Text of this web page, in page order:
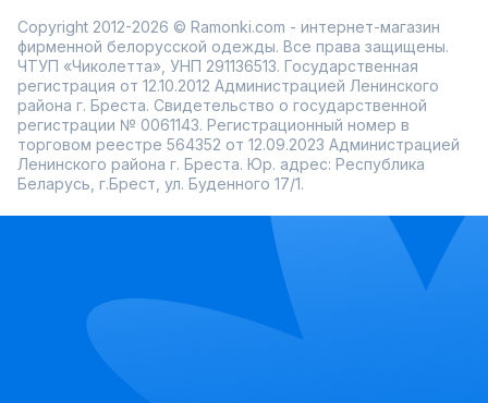
сохранят свои свойства даже при ежедневном
использовании.
Ramonki предлагает быструю доставку по всей России, а
также выгодные условия для оптовых покупателей.
Следить за новинками и акциями удобно через мобильное
приложение магазина. Создавайте идеальный образ с
легкостью и комфортом!
Copyright 2012-2026 © Ramonki.com - интернет-магазин
фирменной белорусской одежды. Все права защищены.
ЧТУП «Чиколетта», УНП 291136513. Государственная
регистрация от 12.10.2012 Администрацией Ленинского
района г. Бреста. Свидетельство о государственной
регистрации № 0061143. Регистрационный номер в
торговом реестре 564352 от 12.09.2023 Администрацией
Ленинского района г. Бреста. Юр. адрес: Республика
Беларусь, г.Брест, ул. Буденного 17/1.